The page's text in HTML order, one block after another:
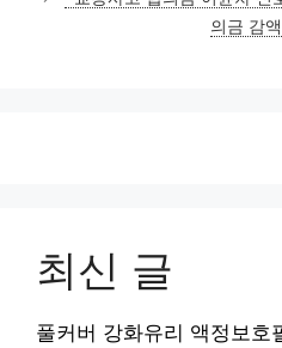
의금 감
최신 글
풀커버 강화유리 액정보호